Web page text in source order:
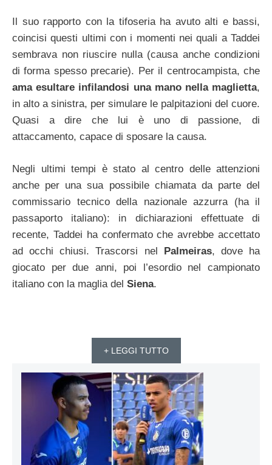
Il suo rapporto con la tifoseria ha avuto alti e bassi,
coincisi questi ultimi con i momenti nei quali a Taddei
sembrava non riuscire nulla (causa anche condizioni
di forma spesso precarie). Per il centrocampista, che
ama esultare infilandosi una mano nella maglietta,
in alto a sinistra, per simulare le palpitazioni del cuore.
Quasi a dire che lui è uno di passione, di
attaccamento, capace di sposare la causa.
Negli ultimi tempi è stato al centro delle attenzioni
anche per una sua possibile chiamata da parte del
commissario tecnico della nazionale azzurra (ha il
passaporto italiano): in dichiarazioni effettuate di
recente, Taddei ha confermato che avrebbe accettato
ad occhi chiusi. Trascorsi nel Palmeiras, dove ha
giocato per due anni, poi l’esordio nel campionato
italiano con la maglia del Siena.
+ LEGGI TUTTO